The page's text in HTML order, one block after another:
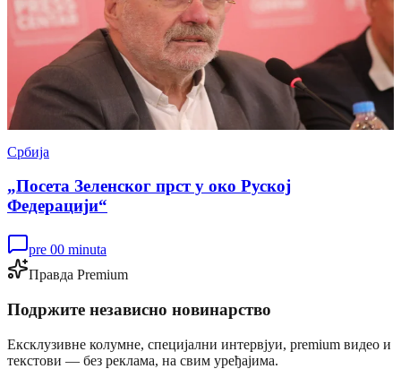
Србија
„Посета Зеленског прст у око Руској
Федерацији“
pre 00 minuta
Правда Premium
Подржите независно новинарство
Ексклузивне колумне, специјални интервјуи, premium видео и
текстови — без реклама, на свим уређајима.